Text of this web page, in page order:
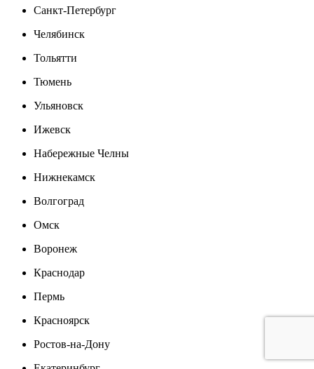
Санкт-Петербург
Челябинск
Тольятти
Тюмень
Ульяновск
Ижевск
Набережные Челны
Нижнекамск
Волгоград
Омск
Воронеж
Краснодар
Пермь
Красноярск
Ростов-на-Дону